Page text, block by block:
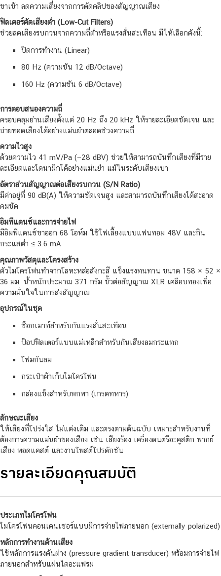
ขาเข้า ลดความเสี่ยงจากการตัดคลิปของสัญญาณเสียง
ฟิลเตอร์ตัดเสียงต่ำ (Low-Cut Filters)
ช่วยลดเสียงรบกวนจากความถี่ต่ำหรือแรงสั่นสะเทือน มีให้เลือกดังนี้:
ปิดการทำงาน (Linear)
80 Hz (ความชัน 12 dB/Octave)
160 Hz (ความชัน 6 dB/Octave)
การตอบสนองความถี่
ครอบคลุมย่านเสียงตั้งแต่ 20 Hz ถึง 20 kHz ให้รายละเอียดชัดเจน และ
ถ่ายทอดเสียงได้อย่างแม่นยำตลอดช่วงความถี่
ความไวสูง
ด้วยความไว 41 mV/Pa (−28 dBV) ช่วยให้สามารถบันทึกเสียงที่มีราย
ละเอียดและไดนามิกได้อย่างแม่นยำ แม้ในระดับเสียงเบา
อัตราส่วนสัญญาณต่อเสียงรบกวน (S/N Ratio)
มีค่าอยู่ที่ 90 dB(A) ให้ความชัดเจนสูง และสามารถบันทึกเสียงได้สะอาด
คมชัด
อิมพีแดนซ์และการจ่ายไฟ
มีอิมพีแดนซ์ขาออก 68 โอห์ม ใช้ไฟเลี้ยงแบบแฟนทอม 48V และกิน
กระแสต่ำ ≤ 3.6 mA
คุณภาพวัสดุและโครงสร้าง
ตัวไมโครโฟนทำจากโลหะหล่อสังกะสี แข็งแรงทนทาน ขนาด 158 × 52 ×
36 มม. น้ำหนักประมาณ 371 กรัม ขั้วต่อสัญญาณ XLR เคลือบทองเพื่อ
ความมั่นใจในการส่งสัญญาณ
อุปกรณ์ในชุด
ช็อกเมาท์สำหรับกันแรงสั่นสะเทือน
ป๊อปฟิลเตอร์แบบแม่เหล็กสำหรับกันเสียงลมกระแทก
โฟมกันลม
กระเป๋าผ้าเก็บไมโครโฟน
กล่องแข็งสำหรับพกพา (เกรดทหาร)
ลักษณะเสียง
ให้เสียงที่โปร่งใส ไม่แต่งเติม และตรงตามต้นฉบับ เหมาะสำหรับงานที่
ต้องการความแม่นยำของเสียง เช่น เสียงร้อง เครื่องดนตรีอะคูสติก พากย์
เสียง พอดแคสต์ และงานโพสต์โปรดักชัน
รายละเอียดคุณสมบัติ
ประเภทไมโครโฟน
ไมโครโฟนคอนเดนเซอร์แบบมีการจ่ายไฟภายนอก (externally polarized)
หลักการทำงานด้านเสียง
ใช้หลักการแรงดันต่าง (pressure gradient transducer) พร้อมการจ่ายไฟ
ภายนอกสำหรับแผ่นไดอะแฟรม